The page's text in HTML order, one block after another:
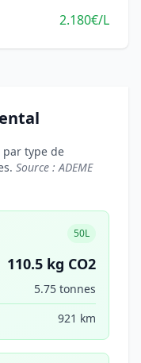
2.180€/L
par type de
Source : ADEME
50L
110.5 kg CO2
5.75 tonnes
921 km